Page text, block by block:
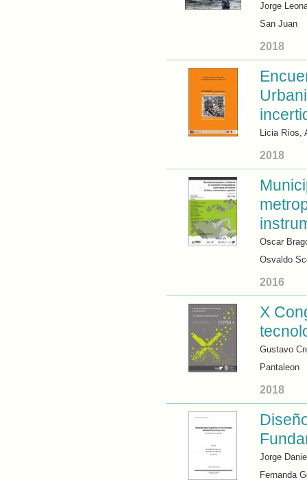
Jorge
San Juan
2018
Licia Ríos,
2018
Oscar
Osvaldo
2016
X
Gustavo
Pantaleon
2018
Jorge
Fernanda